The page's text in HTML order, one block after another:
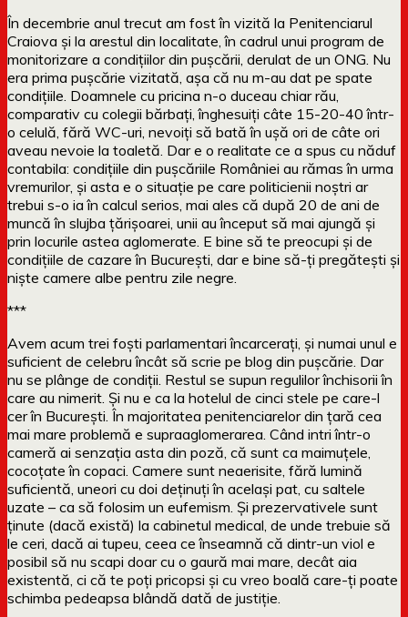
În decembrie anul trecut am fost în vizită la Penitenciarul
Craiova și la arestul din localitate, în cadrul unui program de
monitorizare a condițiilor din pușcării, derulat de un ONG. Nu
era prima pușcărie vizitată, așa că nu m-au dat pe spate
condițiile. Doamnele cu pricina n-o duceau chiar rău,
comparativ cu colegii bărbați, înghesuiți câte 15-20-40 într-
o celulă, fără WC-uri, nevoiți să bată în ușă ori de câte ori
aveau nevoie la toaletă. Dar e o realitate ce a spus cu năduf
contabila: condițiile din pușcăriile României au rămas în urma
vremurilor, și asta e o situație pe care politicienii noștri ar
trebui s-o ia în calcul serios, mai ales că după 20 de ani de
muncă în slujba țărișoarei, unii au început să mai ajungă și
prin locurile astea aglomerate. E bine să te preocupi și de
condițiile de cazare în București, dar e bine să-ți pregătești și
niște camere albe pentru zile negre.
***
Avem acum trei foști parlamentari încarcerați, și numai unul e
suficient de celebru încât să scrie pe blog din pușcărie. Dar
nu se plânge de condiții. Restul se supun regulilor închisorii în
care au nimerit. Și nu e ca la hotelul de cinci stele pe care-l
cer în București. În majoritatea penitenciarelor din țară cea
mai mare problemă e supraaglomerarea. Când intri într-o
cameră ai senzația asta din poză, că sunt ca maimuțele,
cocoțate în copaci. Camere sunt neaerisite, fără lumină
suficientă, uneori cu doi deținuți în același pat, cu saltele
uzate – ca să folosim un eufemism. Și prezervativele sunt
ținute (dacă există) la cabinetul medical, de unde trebuie să
le ceri, dacă ai tupeu, ceea ce înseamnă că dintr-un viol e
posibil să nu scapi doar cu o gaură mai mare, decât aia
existentă, ci că te poți pricopsi și cu vreo boală care-ți poate
schimba pedeapsa blândă dată de justiție.